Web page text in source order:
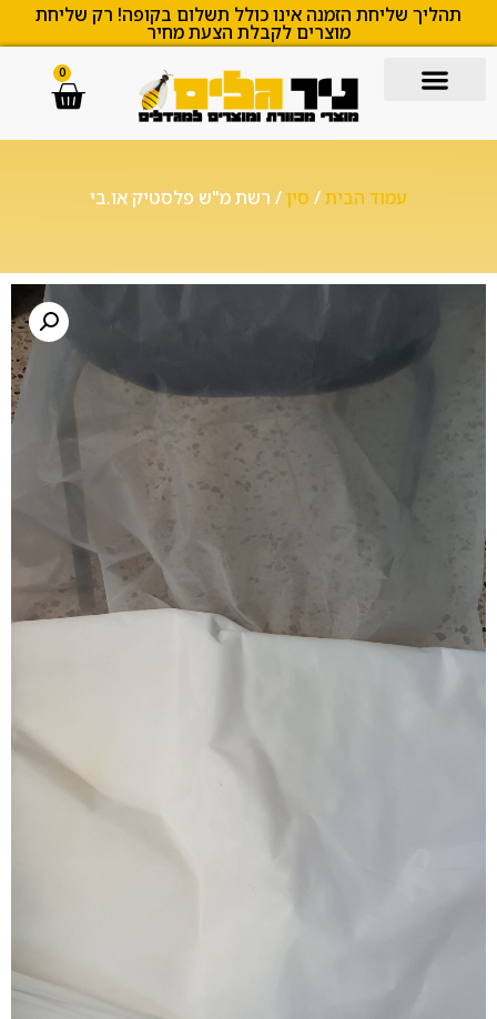
תהליך שליחת הזמנה אינו כולל תשלום בקופה! רק שליחת
מוצרים לקבלת הצעת מחיר
0
עמוד הבית/ סין/ רשת מ"ש פלסטיק או.בי